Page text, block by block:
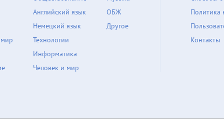
Английский язык
Немецкий язык
Технологии
Информатика
Человек и мир
ОБЖ
Другое
Политика
Контакты